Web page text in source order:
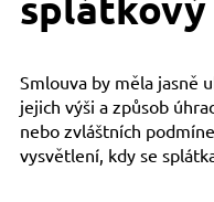
Smlouva by měla jasně
jejich výši a způsob
nebo zvláštních
vysvětlení, kdy se